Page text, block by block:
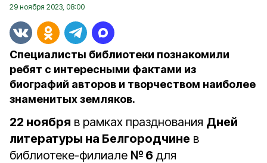
29 ноября 2023, 08:00
Специалисты библиотеки познакомили
ребят с интересными фактами из
биографий авторов и творчеством наиболее
знаменитых земляков.
22 ноября в рамках празднования Дней
литературы на Белгородчине в
библиотеке-филиале № 6 для